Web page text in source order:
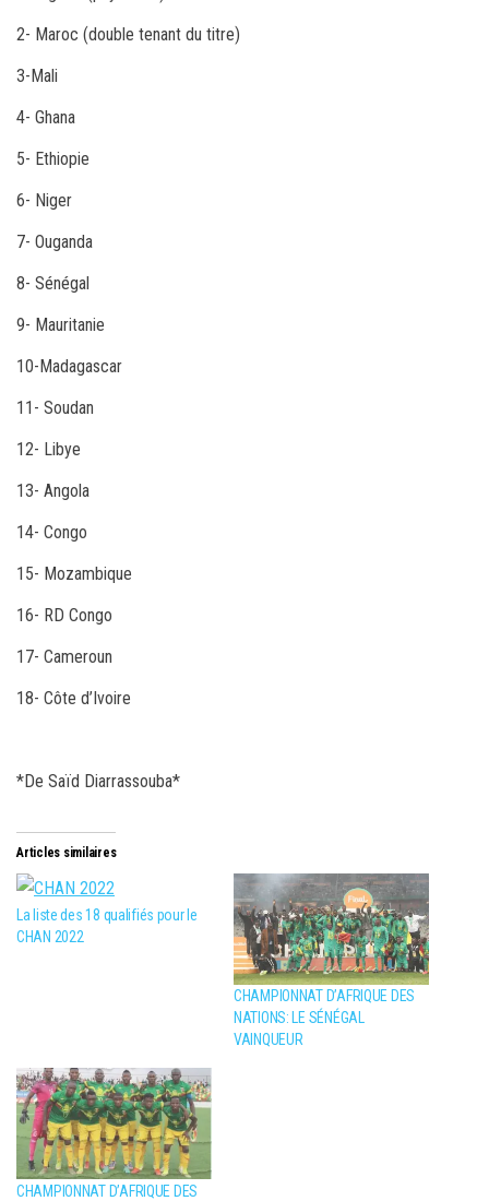
2- Maroc (double tenant du titre)
3-Mali
4- Ghana
5- Ethiopie
6- Niger
7- Ouganda
8- Sénégal
9- Mauritanie
10-Madagascar
11- Soudan
12- Libye
13- Angola
14- Congo
15- Mozambique
16- RD Congo
17- Cameroun
18- Côte d’Ivoire
*De Saïd Diarrassouba*
Articles similaires
La liste des 18 qualifiés pour le
CHAN 2022
CHAMPIONNAT D’AFRIQUE DES
NATIONS: LE SÉNÉGAL
VAINQUEUR
CHAMPIONNAT D’AFRIQUE DES